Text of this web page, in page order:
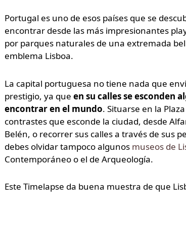
Portugal es uno de esos países que se
encontrar desde las más impresionantes
por parques naturales de una extremada
emblema Lisboa.
La capital portuguesa no tiene nada que
prestigio, ya que en su calles se esconden
encontrar en el mundo. Situarse en la
contrastes que esconde la ciudad, desde
Belén, o recorrer sus calles a través de sus
debes olvidar tampoco algunos museos de
Contemporáneo o el de Arqueología.
Este Timelapse da buena muestra de que